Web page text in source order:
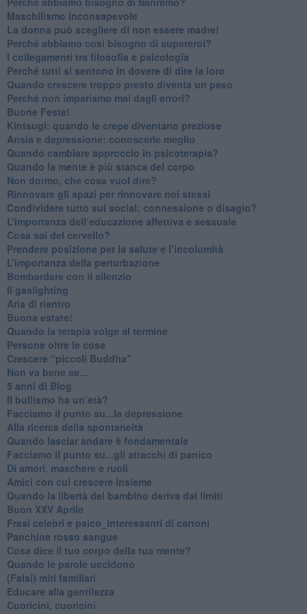
​Maschilismo inconsapevole
​La donna può scegliere di non essere madre!
​Perché abbiamo così bisogno di supereroi?
​I collegamenti tra filosofia e psicologia
​Perché tutti si sentono in dovere di dire la loro
​Quando crescere troppo presto diventa un peso
​Perché non impariamo mai dagli errori?
​Buone Feste!
​Kintsugi: quando le crepe diventano preziose
Ansia e depressione: conoscerle meglio
Quando cambiare approccio in psicoterapia?
​Quando la mente è più stanca del corpo
Non dormo, che cosa vuol dire?
​Rinnovare gli spazi per rinnovare noi stessi
​Condividere tutto sui social: connessione o disagio?
​L’importanza dell’educazione affettiva e sessuale
​Cosa sai del cervello?
Prendere posizione per la salute e l’incolumità
L’importanza della perturbazione
​Bombardare con il silenzio
Il gaslighting
Aria di rientro
Buona estate!
​Quando la terapia volge al termine
​Persone oltre le cose
​Crescere “piccoli Buddha”
Non va bene se…
​5 anni di Blog
​Il bullismo ha un’età?
Facciamo il punto su...la depressione
​Alla ricerca della spontaneità
​Quando lasciar andare è fondamentale
Facciamo il punto su...gli attacchi di panico
Di amori, maschere e ruoli
​Amici con cui crescere insieme
​Quando la libertà del bambino deriva dai limiti
Buon XXV Aprile
​Frasi celebri e psico_interessanti di cartoni
​Panchine rosso sangue
​Cosa dice il tuo corpo della tua mente?
​Quando le parole uccidono
​(Falsi) miti familiari
​Educare alla gentilezza
​Cuoricini, cuoricini